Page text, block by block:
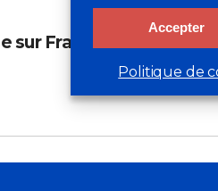
Accepter
Politique de
sur France Inter